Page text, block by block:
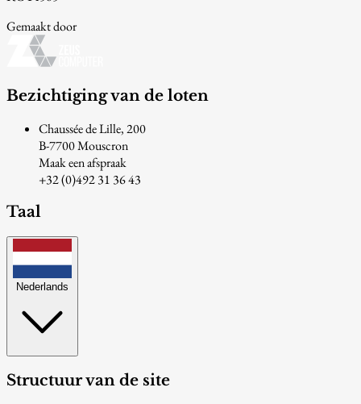
Gemaakt door
Bezichtiging van de loten
Chaussée de Lille, 200
B-7700 Mouscron
Maak een afspraak
+32 (0)492 31 36 43
Taal
Nederlands
Structuur van de site